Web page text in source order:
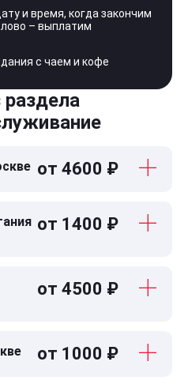
и время, когда закончим
– выплатим
с чаем и кофе
раздела
от 4600 ₽
от 1400 ₽
от 4500 ₽
от 1000 ₽